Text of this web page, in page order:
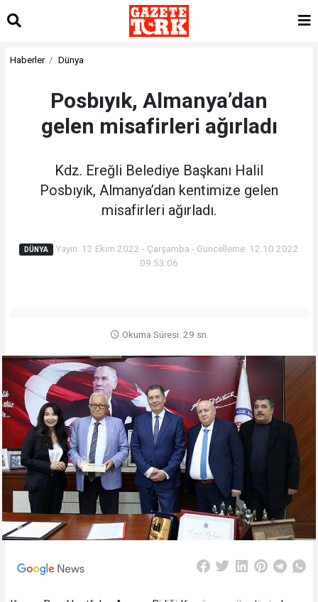
Haberler Dünya
Posbıyık, Almanya’dan
gelen misafirleri ağırladı
Kdz. Ereğli Belediye Başkanı Halil
Posbıyık, Almanya’dan kentimize gelen
misafirleri ağırladı.
DÜNYA Yayın: 12 Ekim 2022 - Çarşamba - Güncelleme: 12.10.2022
09:53:06
Okuma Süresi: 29 sn.